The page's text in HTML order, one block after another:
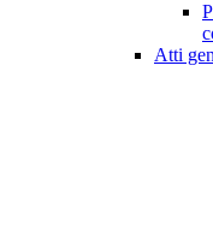
Atti